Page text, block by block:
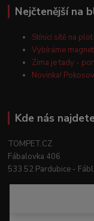
Nejčtenější na
Stínící sítě na plot
Vybíráme
Zima je tady -
Novinka!
Kde nás najdete
TOMPET.CZ
Fábalovka 406
533 52 Pardubice -